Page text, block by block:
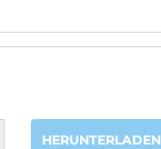
HERUNTERLADEN